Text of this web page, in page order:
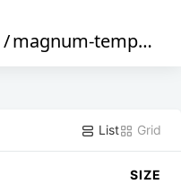
/magnum-tempest-plugin
List Grid
SIZE